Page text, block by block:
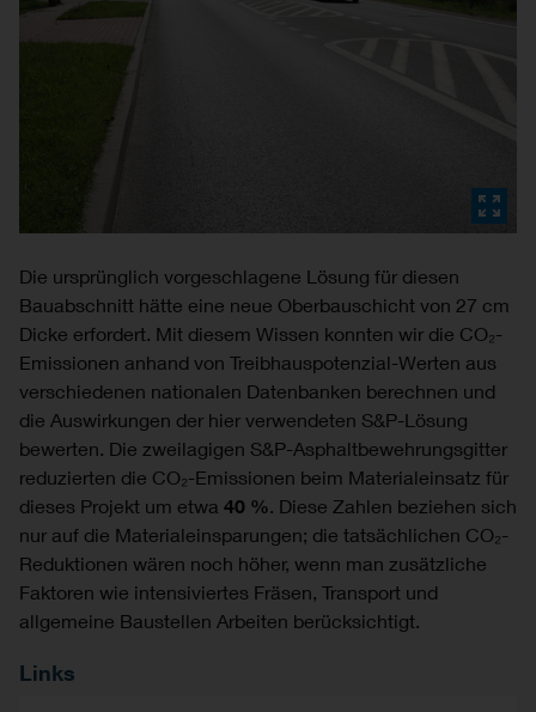
Die ursprünglich vorgeschlagene Lösung für diesen
Bauabschnitt hätte eine neue Oberbauschicht von 27 cm
Dicke erfordert. Mit diesem Wissen konnten wir die CO₂-
Emissionen anhand von Treibhauspotenzial-Werten aus
verschiedenen nationalen Datenbanken berechnen und
die Auswirkungen der hier verwendeten S&P-Lösung
bewerten. Die zweilagigen S&P-Asphaltbewehrungsgitter
reduzierten die CO₂-Emissionen beim Materialeinsatz für
dieses Projekt um etwa 40 %. Diese Zahlen beziehen sich
nur auf die Materialeinsparungen; die tatsächlichen CO₂-
Reduktionen wären noch höher, wenn man zusätzliche
Faktoren wie intensiviertes Fräsen, Transport und
allgemeine Baustellen Arbeiten berücksichtigt.
Links